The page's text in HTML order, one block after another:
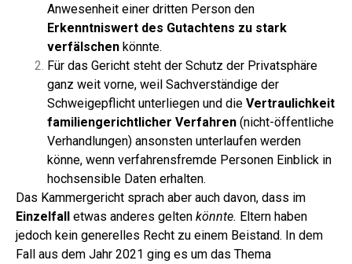
Anwesenheit einer dritten Person den
Erkenntniswert des Gutachtens zu stark
verfälschen könnte.
Für das Gericht steht der Schutz der Privatsphäre
ganz weit vorne, weil Sachverständige der
Schweigepflicht unterliegen und die Vertraulichkeit
familiengerichtlicher Verfahren (nicht-öffentliche
Verhandlungen) ansonsten unterlaufen werden
könne, wenn verfahrensfremde Personen Einblick in
hochsensible Daten erhalten.
Das Kammergericht sprach aber auch davon, dass im
Einzelfall etwas anderes gelten könnte. Eltern haben
jedoch kein generelles Recht zu einem Beistand. In dem
Fall aus dem Jahr 2021 ging es um das Thema